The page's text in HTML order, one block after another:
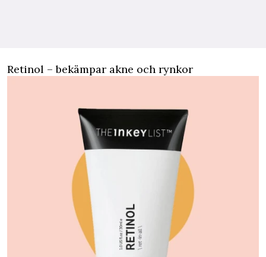
Retinol – bekämpar akne och rynkor